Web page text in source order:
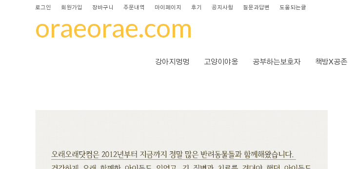
로그인 회원가입 장바구니 주문내역 마이페이지 후기 공지사항 질문과답변 도움되는글
oraeorae.com
강아지멍멍 고양이야옹 공부하는보호자 책방X공존
HOME